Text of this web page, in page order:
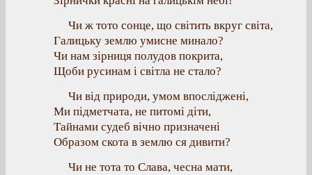
Чи ж тото сонце, що світить вкруг світа,
Галицьку землю умисне минало?
Чи нам зірниця полудов покрита,
Щоби русинам і світла не стало?
Чи від природи, умом впосліджені,
Ми підметчата, не питомі діти,
Тайнами судеб вічно призначені
Образом скота в землю ся дивити?
Чи не тота то Слава, чесна мати,